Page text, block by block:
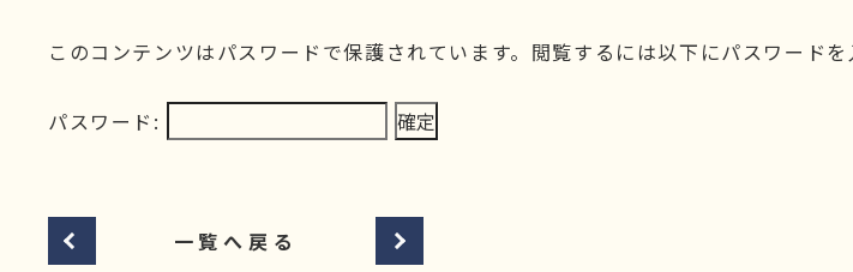
このコンテンツはパスワードで保護されています。閲覧するには以下にパスワードを
パスワード:
一覧へ戻る